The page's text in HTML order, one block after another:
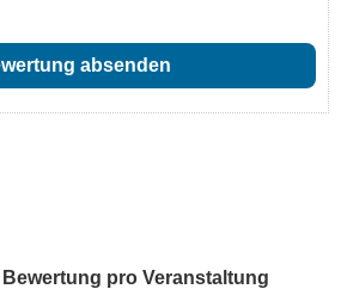
pro Veranstaltung